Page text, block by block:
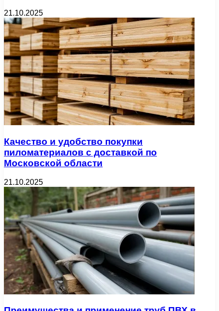
21.10.2025
Качество и удобство покупки
пиломатериалов с доставкой по
Московской области
21.10.2025